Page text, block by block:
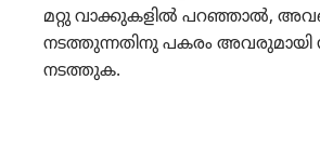
മറ്റു വാക്കു​ക​ളിൽ പറഞ്ഞാൽ,
നടത്തു​ന്ന​തി​നു പകരം അവരു​മാ​യി
നടത്തുക.